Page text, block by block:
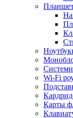
Wi-Fi
Карты